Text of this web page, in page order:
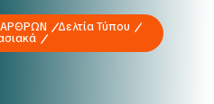
ΑΡΘΡΩΝ
Δελτία Τύπου